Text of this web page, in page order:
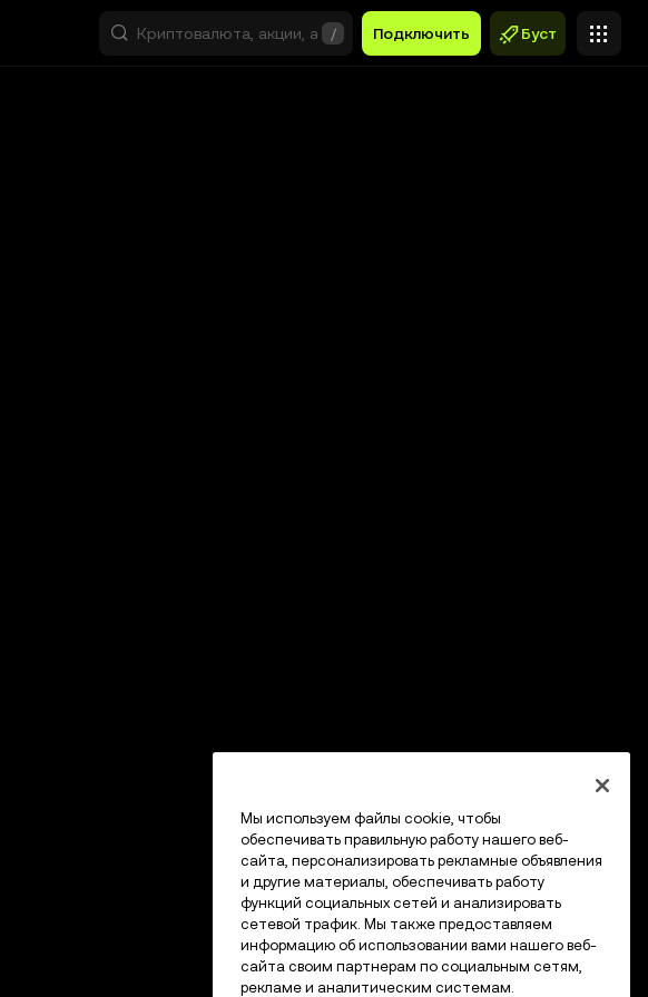
/ Подключить Буст
Мы используем файлы cookie, чтобы
обеспечивать правильную работу нашего веб-
сайта, персонализировать рекламные объявления
и другие материалы, обеспечивать работу
функций социальных сетей и анализировать
сетевой трафик. Мы также предоставляем
информацию об использовании вами нашего веб-
сайта своим партнерам по социальным сетям,
рекламе и аналитическим системам.